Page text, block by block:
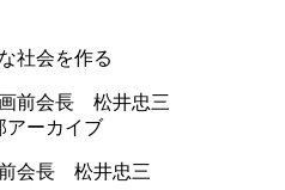
社会を作る
アーカイブ
前会長 松井忠三